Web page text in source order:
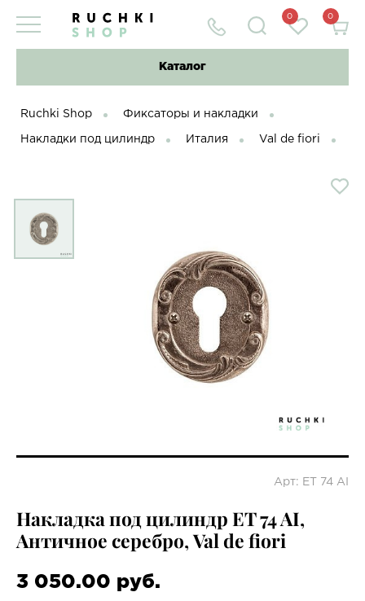
0 0
Каталог
Ruchki Shop Фиксаторы и накладки
Накладки под цилиндр Италия Val de fiori
Арт: ET 74 AI
Накладка под цилиндр ET 74 AI,
Античное серебро, Val de fiori
3 050.00 руб.